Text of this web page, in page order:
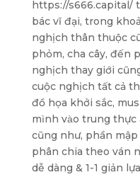
https://s666.capital/
bác vĩ đại, trong
nghịch thân thuộc
phỏm, cha cây, đến
nghịch thay giới
cuộc nghịch tất cả
đồ họa khởi sắc,
mình vào trung
cũng như, phần
phân chia theo ván
dễ dàng & 1-1 giản